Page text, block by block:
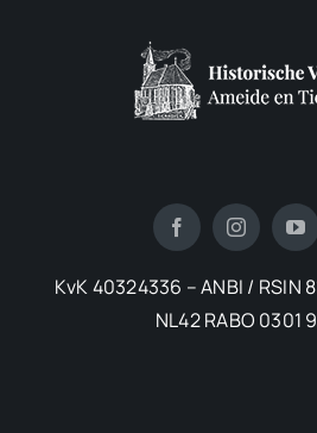
KvK 40324336 – ANBI / RSIN
NL42 RABO 0301